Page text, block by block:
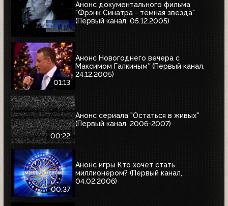
Анонс документального фильма
"Фрэнк Синатра - тёмная звезда"
(Первый канал, 05.12.2005)
01:13
Анонс Новогоднего вечера с
Максимом Галкиным* (Первый канал,
24.12.2005)
00:22
Анонс сериала "Остаться в живых"
(Первый канал, 2006-2007)
00:37
Анонс игры Кто хочет стать
миллионером? (Первый канал,
04.02.2006)